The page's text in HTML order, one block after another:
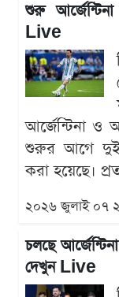
শুরু
Live
আর্জেন্টিনা ও
শুরুর আগে দুই
করা হয়েছে।
২০২৬ জুলাই ০৭
চলছে
দেখুন Live